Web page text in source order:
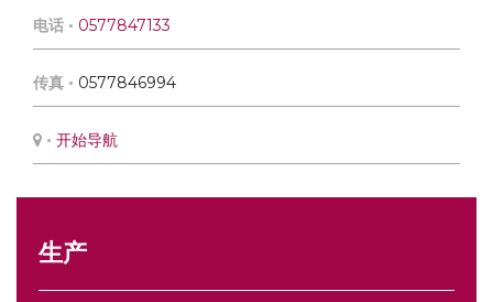
生产
电话 • 0577847133
传真 • 0577846994
• 开始导航